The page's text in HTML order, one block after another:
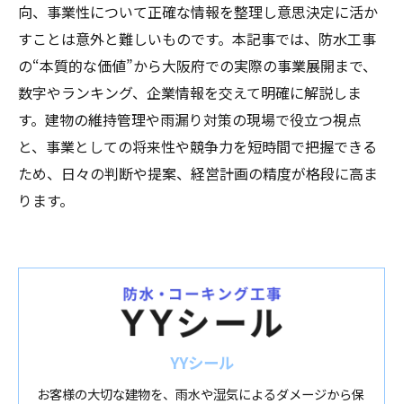
向、事業性について正確な情報を整理し意思決定に活か
すことは意外と難しいものです。本記事では、防水工事
の“本質的な価値”から大阪府での実際の事業展開まで、
数字やランキング、企業情報を交えて明確に解説しま
す。建物の維持管理や雨漏り対策の現場で役立つ視点
と、事業としての将来性や競争力を短時間で把握できる
ため、日々の判断や提案、経営計画の精度が格段に高ま
ります。
YYシール
お客様の大切な建物を、雨水や湿気によるダメージから保